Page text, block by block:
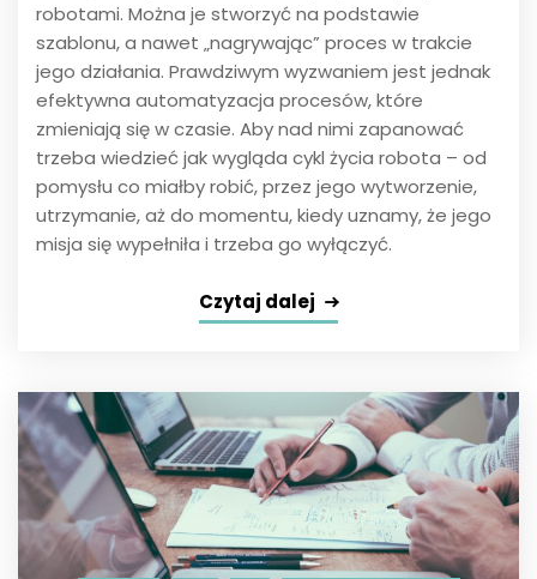
robotami. Można je stworzyć na podstawie
szablonu, a nawet „nagrywając” proces w trakcie
jego działania. Prawdziwym wyzwaniem jest jednak
efektywna automatyzacja procesów, które
zmieniają się w czasie. Aby nad nimi zapanować
trzeba wiedzieć jak wygląda cykl życia robota – od
pomysłu co miałby robić, przez jego wytworzenie,
utrzymanie, aż do momentu, kiedy uznamy, że jego
misja się wypełniła i trzeba go wyłączyć.
Czytaj dalej